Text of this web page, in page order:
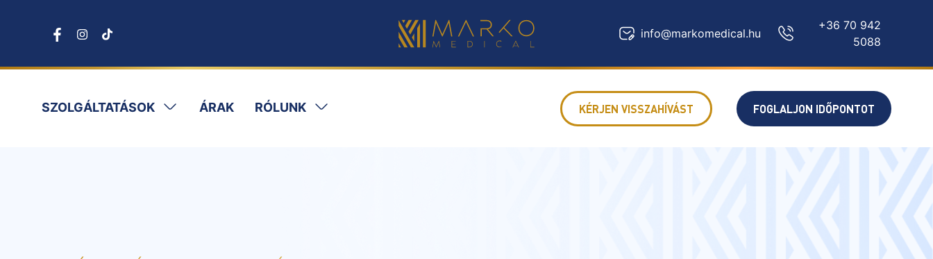
info@markomedical.hu
+36 70 942
5088
SZOLGÁLTATÁSOK ÁRAK RÓLUNK KÉRJEN VISSZAHÍVÁST FOGLALJON IDŐPONTOT